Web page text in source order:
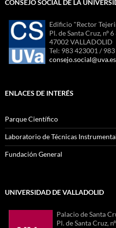
CONSEJO SOCIAL DE LA
Edificio "Rector
Pl. de Santa Cruz, nº
47002 VALLADOLID
Tel: 983 423001 /
consejo.social@uva.es
ENLACES DE INTERÉS
Parque Científico
Laboratorio de Técnicas
Fundación General
UNIVERSIDAD DE VALLADOLID
Palacio de Santa
Pl. de Santa Cruz,